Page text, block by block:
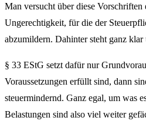
Man versucht über diese
Ungerechtigkeit, für die der
abzumildern. Dahinter steht ganz klar
§ 33 EStG setzt dafür nur
Voraussetzungen erfüllt sind, dann
steuermindernd. Ganz egal, um was
Belastungen sind also viel weiter